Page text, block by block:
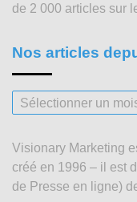
de 2 000 articles sur
Nos articles
Nos
articles
2003
Visionary Marketing
créé en 1996 – il est
de Presse en ligne)